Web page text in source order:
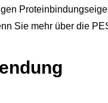
Sie mehr über die